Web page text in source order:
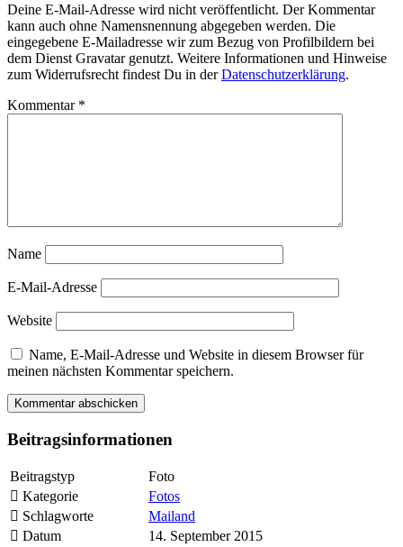
Deine E-Mail-Adresse wird nicht veröffentlicht. Der Kommentar
kann auch ohne Namensnennung abgegeben werden. Die
eingegebene E-Mailadresse wir zum Bezug von Profilbildern bei
dem Dienst Gravatar genutzt. Weitere Informationen und Hinweise
zum Widerrufsrecht findest Du in derDatenschutzerklärung.
Kommentar *
Name
E-Mail-Adresse
Website
Name, E-Mail-Adresse und Website in diesem Browser für
meinen nächsten Kommentar speichern.
Beitragsinformationen
Beitragstyp
Foto
Kategorie
Fotos
Schlagworte
Mailand
Datum
14. September 2015